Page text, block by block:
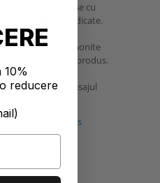
sale prietenoase cu
performanțelor ridicate.
Sealer si Jesmonite
Saler sunt acelasi produs.
doar
diferita, iar finisajul
produs
10%
reducere